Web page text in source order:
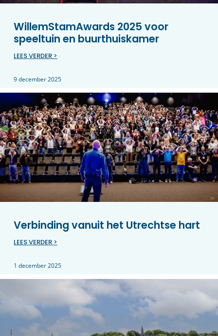
WillemStamAwards 2025 voor
speeltuin en buurthuiskamer
LEES VERDER >
9 december 2025
Verbinding vanuit het Utrechtse hart
LEES VERDER >
1 december 2025